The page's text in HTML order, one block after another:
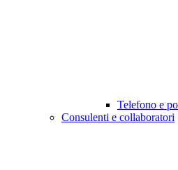
Telefono e
Consulenti e collaboratori